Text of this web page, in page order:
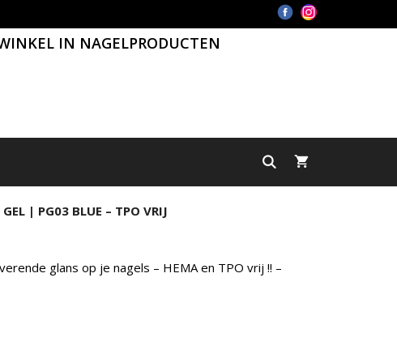
IN NAGELPRODUCTEN
GEL | PG03 BLUE – TPO VRIJ
glans op je nagels – HEMA en TPO vrij !! –